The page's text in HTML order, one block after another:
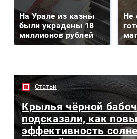
На Урале из казны
были украдены 18
миллионов рублей
Не
Статьи
Крылья чёрной
подсказали, как
эффективность